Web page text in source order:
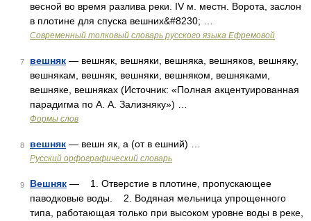
весной во время разлива реки. IV м. местн. Ворота, заслон
в плотине для спуска вешних&#8230; …
Современный толковый словарь русского языка Ефремовой
7 вешняк — вешняк, вешняки, вешняка, вешняков, вешняку,
вешнякам, вешняк, вешняки, вешняком, вешняками,
вешняке, вешняках (Источник: «Полная акцентуированная
парадигма по А. А. Зализняку») …
Формы слов
8 вешняк — вешн як, а (от в ешний) …
Русский орфографический словарь
9 Вешняк — 1. Отверстие в плотине, пропускающее
паводковые воды. 2. Водяная мельница упрощенного
типа, работающая только при высоком уровне воды в реке,